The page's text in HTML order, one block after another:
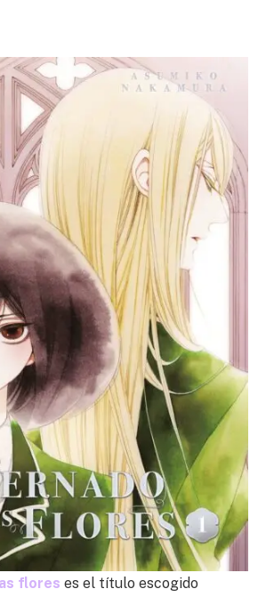
flores es el título escogido